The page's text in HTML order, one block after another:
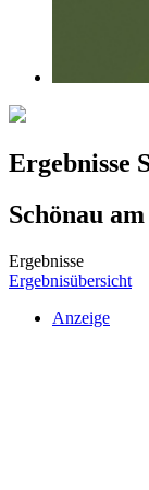
Ergebnisse
Schönau
Ergebnisse
Ergebnisübersicht
Anzeige